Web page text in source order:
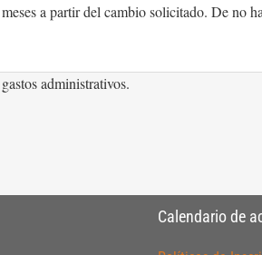
a partir del cambio solicitado. De no
administrativos.
Calendario de